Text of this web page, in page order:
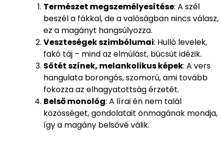
Természet megszemélyesítése: A szél
beszél a fákkal, de a valóságban nincs válasz,
ez a magányt hangsúlyozza.
Veszteségek szimbólumai: Hulló levelek,
fakó táj – mind az elmúlást, búcsút idézik.
Sötét színek, melankolikus képek: A vers
hangulata borongós, szomorú, ami tovább
fokozza az elhagyatottság érzetét.
Belső monológ: A lírai én nem talál
közösséget, gondolatait önmagának mondja,
így a magány belsővé válik.